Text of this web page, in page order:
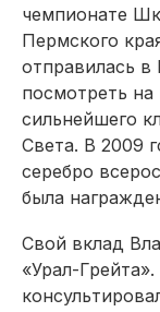
чемпионате
Пермского
отправилась
посмотреть на
сильнейшего
Света. В 2009
серебро
была
Свой вклад
«Урал-